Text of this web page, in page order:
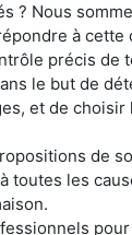
? Nous
à cette
précis de
le but de
et de choisir
de
toutes les